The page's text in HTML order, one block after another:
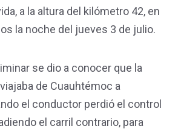
a la altura del kilómetro 42, en
la noche del jueves 3 de julio.
se dio a conocer que la
de Cuauhtémoc a
el conductor perdió el control
el carril contrario, para